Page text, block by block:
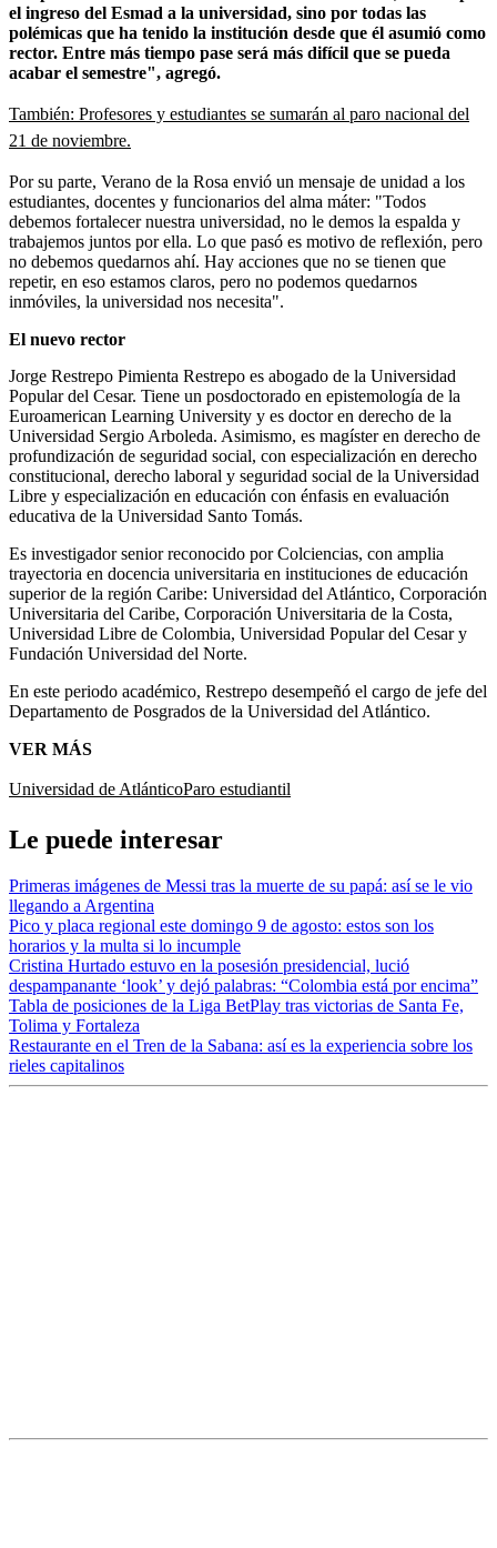
el ingreso del Esmad a la universidad, sino por todas las
polémicas que ha tenido la institución desde que él asumió como
rector. Entre más tiempo pase será más difícil que se pueda
acabar el semestre", agregó.
También: Profesores y estudiantes se sumarán al paro nacional del
21 de noviembre.
Por su parte, Verano de la Rosa envió un mensaje de unidad a los
estudiantes, docentes y funcionarios del alma máter: "Todos
debemos fortalecer nuestra universidad, no le demos la espalda y
trabajemos juntos por ella. Lo que pasó es motivo de reflexión, pero
no debemos quedarnos ahí. Hay acciones que no se tienen que
repetir, en eso estamos claros, pero no podemos quedarnos
inmóviles, la universidad nos necesita".
El nuevo rector
Jorge Restrepo Pimienta Restrepo es abogado de la Universidad
Popular del Cesar. Tiene un posdoctorado en epistemología de la
Euroamerican Learning University y es doctor en derecho de la
Universidad Sergio Arboleda. Asimismo, es magíster en derecho de
profundización de seguridad social, con especialización en derecho
constitucional, derecho laboral y seguridad social de la Universidad
Libre y especialización en educación con énfasis en evaluación
educativa de la Universidad Santo Tomás.
Es investigador senior reconocido por Colciencias, con amplia
trayectoria en docencia universitaria en instituciones de educación
superior de la región Caribe: Universidad del Atlántico, Corporación
Universitaria del Caribe, Corporación Universitaria de la Costa,
Universidad Libre de Colombia, Universidad Popular del Cesar y
Fundación Universidad del Norte.
En este periodo académico, Restrepo desempeñó el cargo de jefe del
Departamento de Posgrados de la Universidad del Atlántico.
VER MÁS
Universidad de AtlánticoParo estudiantil
Le puede interesar
Primeras imágenes de Messi tras la muerte de su papá: así se le vio
llegando a Argentina
Pico y placa regional este domingo 9 de agosto: estos son los
horarios y la multa si lo incumple
Cristina Hurtado estuvo en la posesión presidencial, lució
despampanante ‘look’ y dejó palabras: “Colombia está por encima”
Tabla de posiciones de la Liga BetPlay tras victorias de Santa Fe,
Tolima y Fortaleza
Restaurante en el Tren de la Sabana: así es la experiencia sobre los
rieles capitalinos